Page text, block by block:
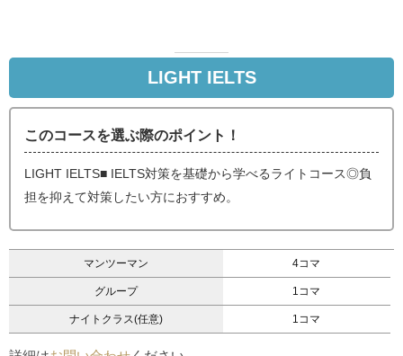
LIGHT IELTS
このコースを選ぶ際のポイント！
LIGHT IELTS■ IELTS対策を基礎から学べるライトコース◎負
担を抑えて対策したい方におすすめ。
マンツーマン 4コマ
グループ 1コマ
ナイトクラス(任意) 1コマ